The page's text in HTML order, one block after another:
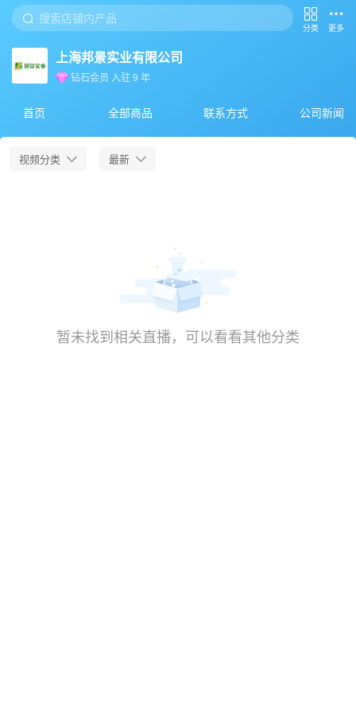
分类 更多
上海邦景实业有限公司
钻石会员 入驻9 年
首页 全部商品 联系方式 公司新闻
视频分类 最新
暂未找到相关直播，可以看看其他分类